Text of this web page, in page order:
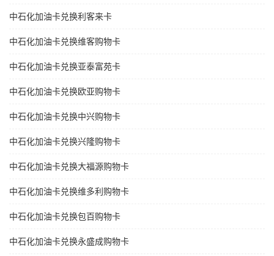
中石化加油卡兑换利客来卡
中石化加油卡兑换维客购物卡
中石化加油卡兑换亚泰富苑卡
中石化加油卡兑换欧亚购物卡
中石化加油卡兑换中兴购物卡
中石化加油卡兑换兴隆购物卡
中石化加油卡兑换大福源购物卡
中石化加油卡兑换维多利购物卡
中石化加油卡兑换包百购物卡
中石化加油卡兑换永盛成购物卡